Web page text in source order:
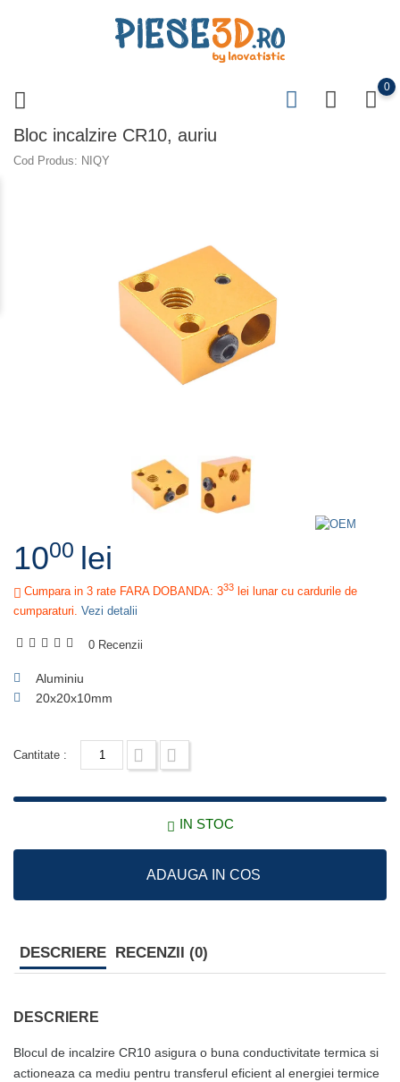
0
Bloc incalzire CR10, auriu
Cod Produs: NIQY
1000 lei
Cumpara in 3 rate FARA DOBANDA: 333 lei lunar cu cardurile de
cumparaturi. Vezi detalii
0 Recenzii
Aluminiu
20x20x10mm
Cantitate :
IN STOC
ADAUGA IN COS
DESCRIERE RECENZII (0)
DESCRIERE
Blocul de incalzire CR10 asigura o buna conductivitate termica si
actioneaza ca mediu pentru transferul eficient al energiei termice